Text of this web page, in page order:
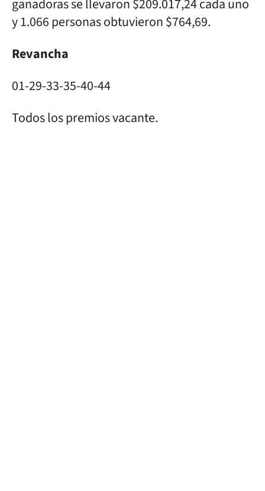
ganadoras se llevaron $209.017,24 cada uno
y 1.066 personas obtuvieron $764,69.
Revancha
01-29-33-35-40-44
Todos los premios vacante.